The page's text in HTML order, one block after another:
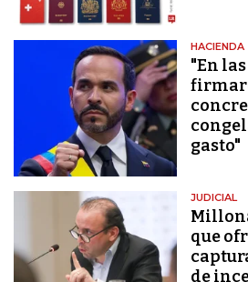
HACIENDA
"En
gasto"
JUDICIAL
que
de